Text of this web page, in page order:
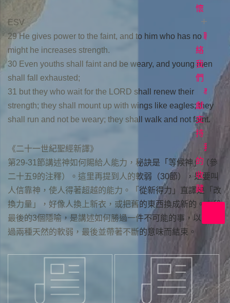
聲
明
項
事
工
經
者
專
欄
影
《1946》
台
灣
首
映
在
上
帝
裡
懷
滋
關
懷
聯
絡
我
們
奉
獻
支
持
我
的
收
藏
ESV
29 He gives power to the faint, and to him who has no
might he increases strength.
30 Even youths shall faint and be weary, and young men
shall fall exhausted;
31 but they who wait for the LORD shall renew their
strength; they shall mount up with wings like eagles; they
shall run and not be weary; they shall walk and not faint.
《二十一世紀聖經新譯》
第29-31節講述神如何賜給人能力，秘訣是「等候神」（參
二十五9的注釋）。這里再提到人的軟弱（30節），是要叫
人信靠神，使人得著超越的能力。「從新得力」直譯是「改
換力量」，好像人換上新衣，或把舊的東西換成新的。本段
最後的3個隱喻，是講述如何勝過一件不可能的事，以及勝
過兩種天然的軟弱，最後並帶著不斷的意味而結束。